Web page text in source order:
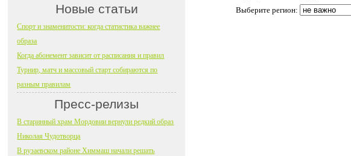
Выберите регион:
Новые статьи
Спорт и знаменитости: когда статистика важнее
образа
Когда абонемент зависит от расписания и правил
Турнир, матч и массовый старт собираются по
разным правилам
Пресс-релизы
В старинный храм Мордовии вернули редкий образ
Николая Чудотворца
В рузаевском районе Химмаш начали решать